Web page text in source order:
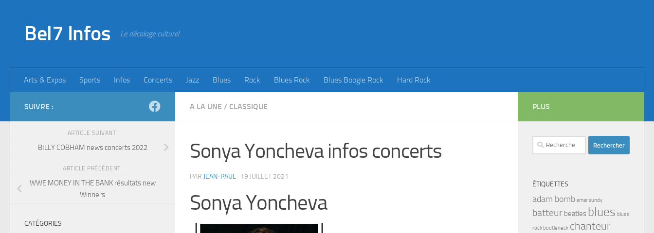
Bel7 Infos Le décalage culturel
Arts & Expos Sports Infos Concerts Jazz Blues Rock Blues Rock Blues Boogie Rock Hard Rock
A LA UNE / CLASSIQUE
Sonya Yoncheva infos concerts
PAR JEAN-PAUL · 19 JUILLET 2021
Sonya Yoncheva
SUIVRE :
ARTICLE SUIVANT
BILLY COBHAM news concerts 2022
ARTICLE PRÉCÉDENT
WWE MONEY IN THE BANK résultats new
Winners
CATÉGORIES
PLUS
Rechercher :
ÉTIQUETTES
adam bomb amar sundy
batteur beatles blues blues
rock bootleneck chanteur